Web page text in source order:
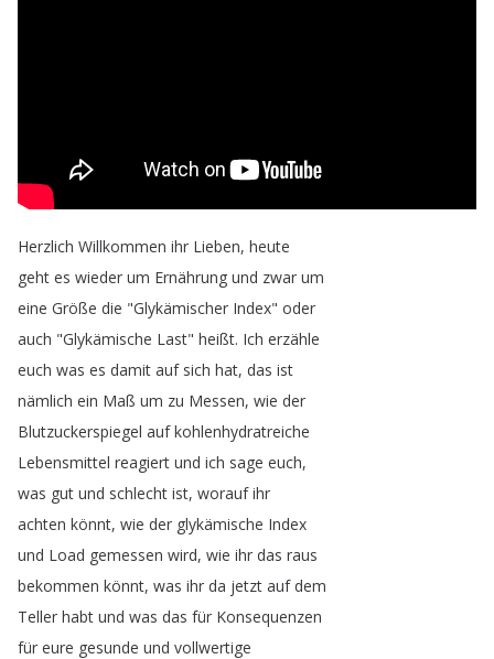
Herzlich Willkommen ihr Lieben, heute
geht es wieder um Ernährung und zwar um
eine Größe die "Glykämischer Index" oder
auch "Glykämische Last" heißt. Ich erzähle
euch was es damit auf sich hat, das ist
nämlich ein Maß um zu Messen, wie der
Blutzuckerspiegel auf kohlenhydratreiche
Lebensmittel reagiert und ich sage euch,
was gut und schlecht ist, worauf ihr
achten könnt, wie der glykämische Index
und Load gemessen wird, wie ihr das raus
bekommen könnt, was ihr da jetzt auf dem
Teller habt und was das für Konsequenzen
für eure gesunde und vollwertige